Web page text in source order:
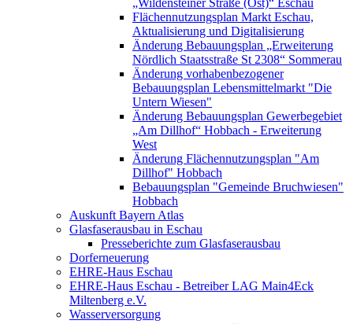
„Wildensteiner Straße (Ost)“ Eschau
Flächennutzungsplan Markt Eschau,
Aktualisierung und Digitalisierung
Änderung Bebauungsplan „Erweiterung
Nördlich Staatsstraße St 2308“ Sommerau
Änderung vorhabenbezogener
Bebauungsplan Lebensmittelmarkt "Die
Untern Wiesen"
Änderung Bebauungsplan Gewerbegebiet
„Am Dillhof“ Hobbach - Erweiterung
West
Änderung Flächennutzungsplan "Am
Dillhof" Hobbach
Bebauungsplan "Gemeinde Bruchwiesen"
Hobbach
Auskunft Bayern Atlas
Glasfaserausbau in Eschau
Presseberichte zum Glasfaserausbau
Dorferneuerung
EHRE-Haus Eschau
EHRE-Haus Eschau - Betreiber LAG Main4Eck
Miltenberg e.V.
Wasserversorgung